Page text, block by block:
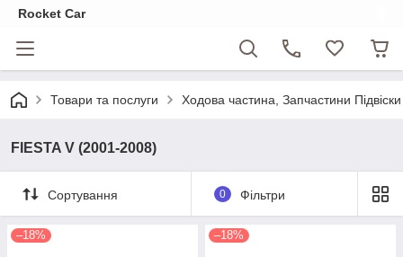
Rocket Car
Товари та послуги Ходова частина, Запчастини
FIESTA V (2001-2008)
Сортування 0 Фільтри
–18% –18%